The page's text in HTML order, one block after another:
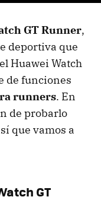
GT Runner,
deportiva que
Huawei Watch
de funciones
runners. En
de probarlo
que vamos a
GT